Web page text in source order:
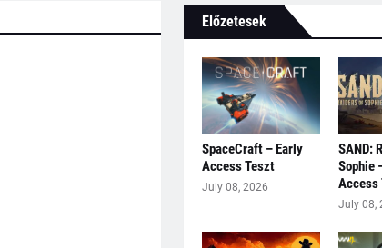
Előzetesek
SpaceCraft – Early
Access Teszt
July 08, 2026
SAND:
Sophie
Access
July 08,